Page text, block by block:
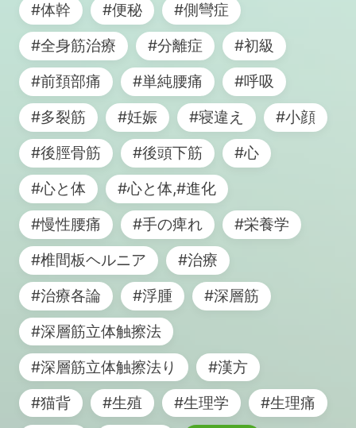
#体幹
#便秘
#側彎症
#全身筋治療
#分離症
#初級
#前頚部痛
#単純腰痛
#呼吸
#多裂筋
#妊娠 #寝違え
#小顔
#後脛骨筋
#後頭下筋
#心
#心と体
#心と体,#進化
#慢性腰痛
#手の痺れ
#栄養学
#椎間板ヘルニア
#治療
#治療各論
#浮腫
#深層筋
#深層筋立体触擦法
#深層筋立体触擦法り
#漢方
#猫背
#生殖 #生理学
#生理痛